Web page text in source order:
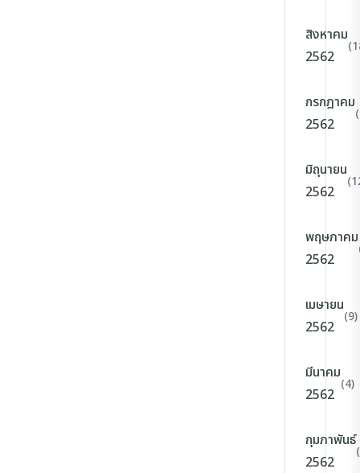
สิงหาคม
2562
กรกฎาคม
2562
มิถุนายน
2562
พฤษภาคม
2562
เมษายน
2562
(9)
มีนาคม
2562
(4)
กุมภาพันธ์
2562